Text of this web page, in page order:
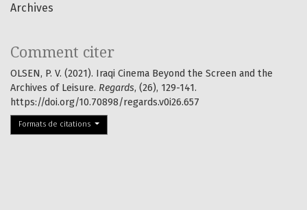
Archives
Comment citer
OLSEN, P. V. (2021). Iraqi Cinema Beyond the Screen and the
Archives of Leisure. Regards, (26), 129-141.
https://doi.org/10.70898/regards.v0i26.657
Formats de citations